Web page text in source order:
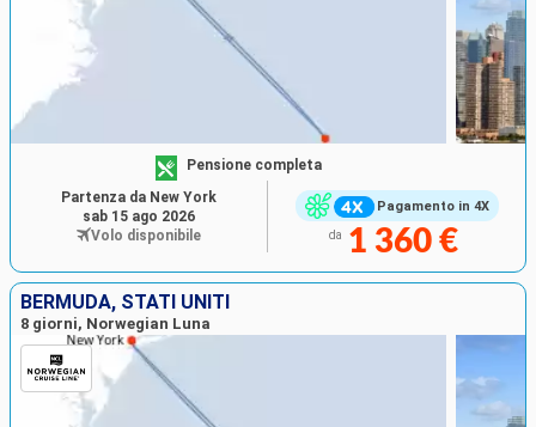
Pagamento in 4X
Pensione completa
da 1 360 €
Partenza da New York
sab 15 ago 2026
Volo disponibile
BERMUDA, STATI UNITI
8 giorni, Norwegian Luna